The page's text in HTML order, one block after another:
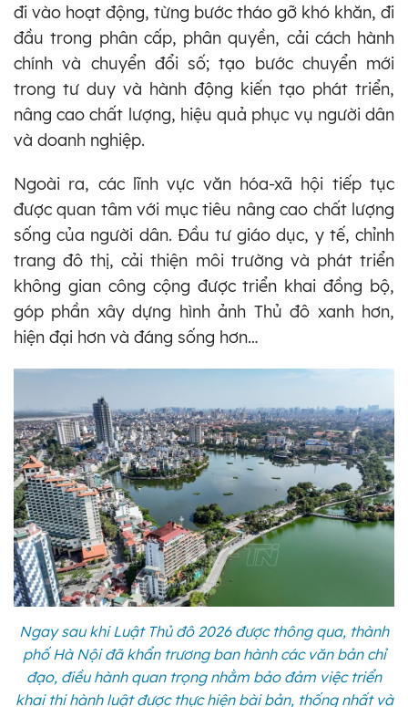
đi vào hoạt động, từng bước tháo gỡ khó khăn, đi
đầu trong phân cấp, phân quyền, cải cách hành
chính và chuyển đổi số; tạo bước chuyển mới
trong tư duy và hành động kiến tạo phát triển,
nâng cao chất lượng, hiệu quả phục vụ người dân
và doanh nghiệp.
Ngoài ra, các lĩnh vực văn hóa-xã hội tiếp tục
được quan tâm với mục tiêu nâng cao chất lượng
sống của người dân. Đầu tư giáo dục, y tế, chỉnh
trang đô thị, cải thiện môi trường và phát triển
không gian công cộng được triển khai đồng bộ,
góp phần xây dựng hình ảnh Thủ đô xanh hơn,
hiện đại hơn và đáng sống hơn…
Ngay sau khi Luật Thủ đô 2026 được thông qua, thành
phố Hà Nội đã khẩn trương ban hành các văn bản chỉ
đạo, điều hành quan trọng nhằm bảo đảm việc triển
khai thi hành luật được thực hiện bài bản, thống nhất và